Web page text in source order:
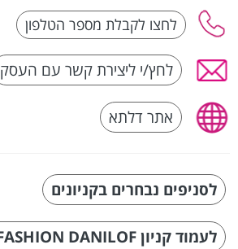
לחץ/י ליצירת קשר עם העסק
אתר דלתא
לסניפים נבחרים בקניונים
לעמוד קניון BIG FASHION DANILOF טבריה